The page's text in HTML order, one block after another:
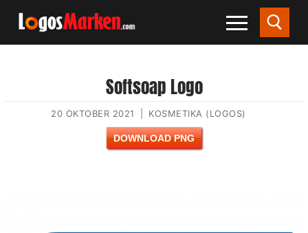
Softsoap Logo
20 OKTOBER 2021 KOSMETIKA (LOGOS)
DOWNLOAD PNG